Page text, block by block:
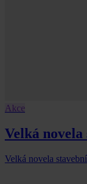
Akce
Velká novela
Velká novela